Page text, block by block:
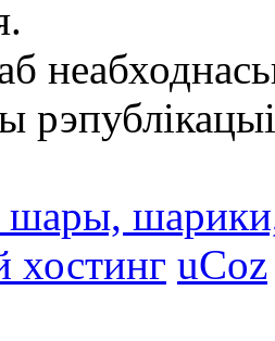
шары,
хостинг uCoz